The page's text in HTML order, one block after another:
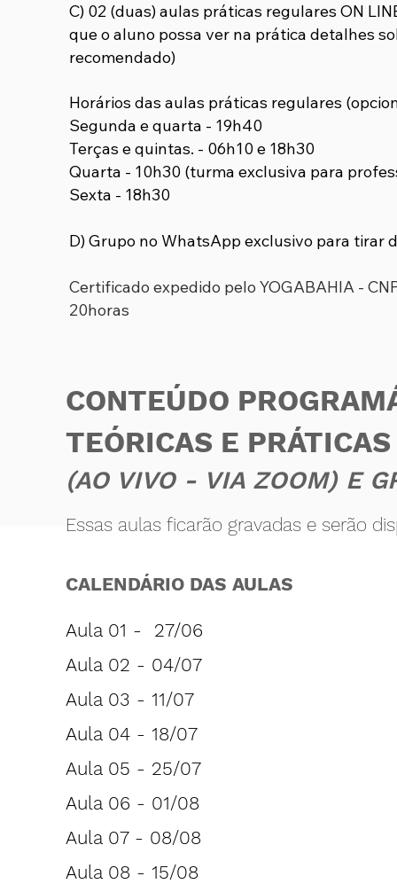
C) 02 (duas) aulas práticas regulares ON
que o aluno possa ver na prática detalhes
recomendado)
Horários das aulas práticas regulares
Segunda e quarta - 19h40
Terças e quintas. - 06h10 e 18h30
Quarta - 10h30 (turma exclusiva para
Sexta - 18h30
D) Grupo no WhatsApp exclusivo para tirar
Certificado expedido pelo YOGABAHIA -
20horas
CONTEÚDO
TEÓRICAS E
(AO VIVO - VIA ZOOM) E
Essas aulas ficarão gravadas e serão
CALENDÁRIO DAS AULAS
Aula 01 - 27/06
Aula 02 - 04/07
Aula 03 - 11/07
Aula 04 - 18/07
Aula 05 - 25/07
Aula 06 - 01/08
Aula 07 - 08/08
Aula 08 - 15/08